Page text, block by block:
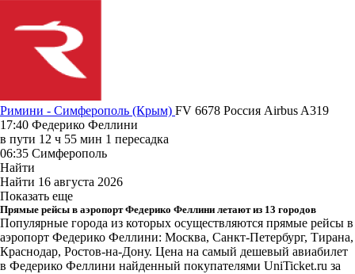
Римини - Симферополь (Крым) FV 6678 Россия Airbus A319
17:40 Федерико Феллини
в пути 12 ч 55 мин 1 пересадка
06:35 Симферополь
Найти
Найти 16 августа 2026
Показать еще
Прямые рейсы в аэропорт Федерико Феллини летают из 13 городов
Популярные города из которых осуществляются прямые рейсы в
аэропорт Федерико Феллини: Москва, Санкт-Петербург, Тирана,
Краснодар, Ростов-на-Дону. Цена на самый дешевый авиабилет
в Федерико Феллини найденный покупателями UniTicket.ru за